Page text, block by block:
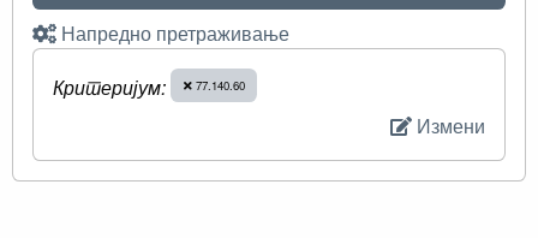
Напредно претраживање
Критеријум:
77.140.60
Измени